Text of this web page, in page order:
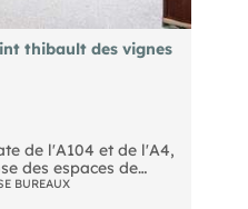
thibault des vignes
de l'A104 et de l'A4,
des espaces de
à la
BUREAUX